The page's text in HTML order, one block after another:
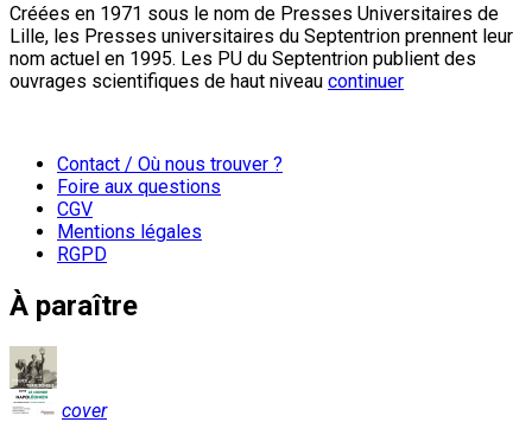
Créées en 1971 sous le nom de Presses Universitaires de
Lille, les Presses universitaires du Septentrion prennent leur
nom actuel en 1995. Les PU du Septentrion publient des
ouvrages scientifiques de haut niveau continuer
Contact / Où nous trouver ?
Foire aux questions
CGV
Mentions légales
RGPD
À paraître
cover